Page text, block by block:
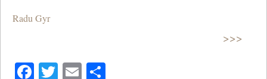
Radu Gyr
>>>
Facebook
Twitter
Email